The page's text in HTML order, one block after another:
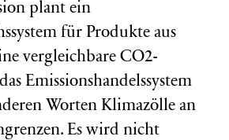
plant ein
für Produkte aus
vergleichbare CO2-
Emissionshandelssystem
Worten Klimazölle an
Es wird nicht